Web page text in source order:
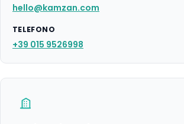
hello@kamzan.com
TELEFONO
+39 015 9526998